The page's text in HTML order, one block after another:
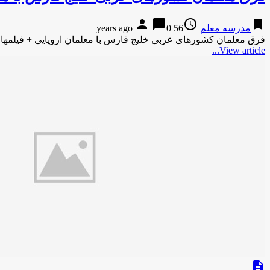
bookmark مدرسه معلم access_time
56 years ago
person chat_bubble0
فرق معلمان کشورهای عربی خلیج فارس با معلمان اروپایی +
View article...
description